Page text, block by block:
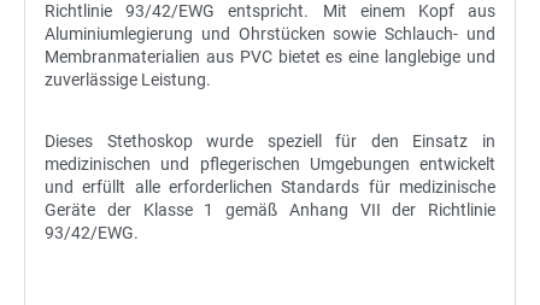
Richtlinie 93/42/EWG entspricht. Mit einem Kopf aus
Aluminiumlegierung und Ohrstücken sowie Schlauch- und
Membranmaterialien aus PVC bietet es eine langlebige und
zuverlässige Leistung.
Dieses Stethoskop wurde speziell für den Einsatz in
medizinischen und pflegerischen Umgebungen entwickelt
und erfüllt alle erforderlichen Standards für medizinische
Geräte der Klasse 1 gemäß Anhang VII der Richtlinie
93/42/EWG.